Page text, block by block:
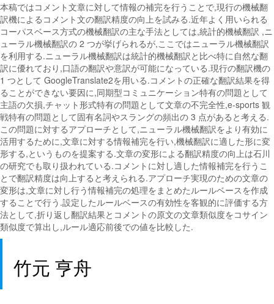
本稿ではコメント文章に対して情報の補完を行うことで,現行の機械翻
訳機によるコメント文の翻訳精度の向上を試みる.近年よく用いられる
コーパスベース方式の機械翻訳の主な手法としては,統計的機械翻訳 ,ニ
ューラル機械翻訳の 2 つが挙げられるが,ここではニューラル機械翻訳
を利用する.ニューラル機械翻訳は統計的機械翻訳と比べ特に自然な翻
訳に優れており,口語の翻訳や意訳が可能になっている.現行の翻訳機の
1 つとして GoogleTranslate2を用いる.コメントの正確な翻訳結果を得
ることができない要因に,同期型コミュニケーション特有の問題として
主語の欠損,チャット形式特有の問題として文章の不完全性,e-sports 観
戦特有の問題として固有名詞やスラングの頻出の 3 点があると考える.
この問題に対するアプローチとして,ニューラル機械翻訳をより有効に
活用するために,文章に対する情報補完を行い,機械翻訳に適した形に変
形する,というものを提案する.文章の変形による翻訳精度の向上は石川
の研究でも取り扱われている.コメントに対し適した情報補完を行うこ
とで翻訳精度は向上すると考えられる.アプローチ実現のための文章の
変形は,文章に対し行う情報補完の処理をまとめたルールベースを作成
することで行う.設定したルールベースの有効性を客観的に評価する方
法として,折り返し翻訳結果とコメントの原文の文章類似度をコサイン
類似度で算出し,ルール適応前後での値を比較した.
竹元 亨舟